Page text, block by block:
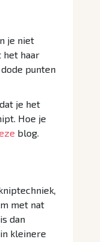
je niet
het haar
punten
je het
Hoe je
blog.
met nat
dan
kleinere